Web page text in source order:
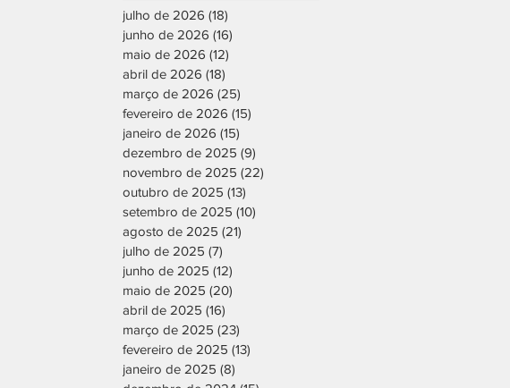
julho de 2026 (18)
junho de 2026 (16)
maio de 2026 (12)
abril de 2026 (18)
março de 2026 (25)
fevereiro de 2026 (15)
janeiro de 2026 (15)
dezembro de 2025 (9)
novembro de 2025 (22)
outubro de 2025 (13)
setembro de 2025 (10)
agosto de 2025 (21)
julho de 2025 (7)
junho de 2025 (12)
maio de 2025 (20)
abril de 2025 (16)
março de 2025 (23)
fevereiro de 2025 (13)
janeiro de 2025 (8)